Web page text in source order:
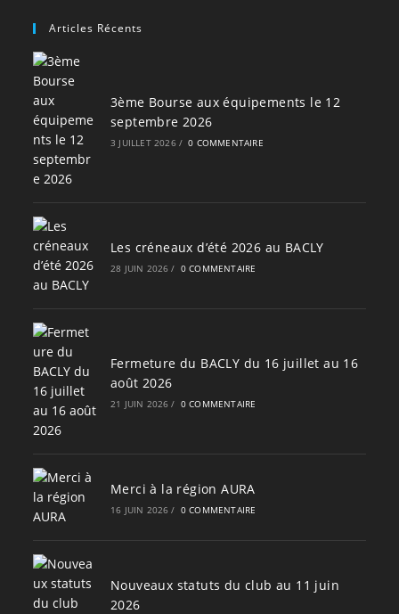
Articles Récents
3ème Bourse aux équipements le 12
septembre 2026
3 JUILLET 2026 / 0 COMMENTAIRE
Les créneaux d’été 2026 au BACLY
28 JUIN 2026 / 0 COMMENTAIRE
Fermeture du BACLY du 16 juillet au 16
août 2026
21 JUIN 2026 / 0 COMMENTAIRE
Merci à la région AURA
16 JUIN 2026 / 0 COMMENTAIRE
Nouveaux statuts du club au 11 juin
2026